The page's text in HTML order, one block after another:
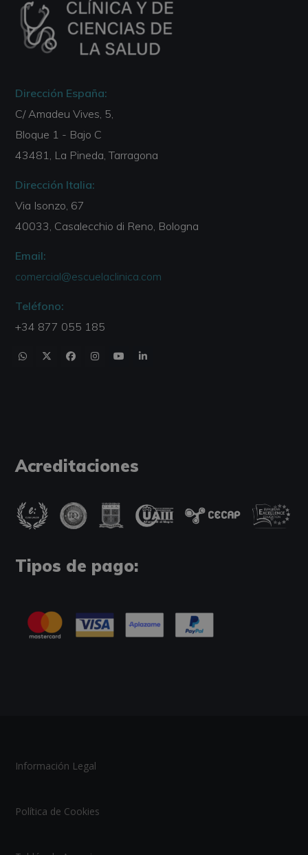
Dirección España:
C/ Amadeu Vives, 5,
Bloque 1 - Bajo C
43481, La Pineda, Tarragona
Dirección Italia:
Via Isonzo, 67
40033, Casalecchio di Reno, Bologna
Email:
comercial@escuelaclinica.com
Teléfono:
+34 877 055 185
Acreditaciones
Tipos de pago:
Información Legal
Política de Cookies